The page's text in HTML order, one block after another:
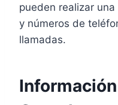
pueden realizar
y números de
llamadas.
Información